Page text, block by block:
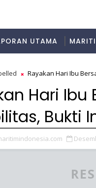
UTAMA
Rayakan Hari Ibu
Hari
Bukti